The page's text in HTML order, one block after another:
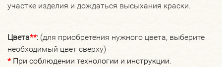
участке изделия и дождаться высыхания краски.
Цвета**: (для приобретения нужного цвета, выберите
необходимый цвет сверху)
* При соблюдении технологии и инструкции.